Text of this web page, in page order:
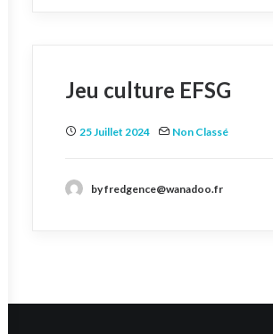
Jeu culture EFSG
25 Juillet 2024 Non Classé
by fredgence@wanadoo.fr